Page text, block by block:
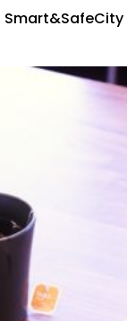
Smart&SafeCity